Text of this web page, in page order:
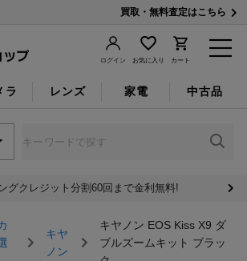
買取・無料査定はこちら
ログイン お気に入り カート
ラ レンズ 家電 中古品
グクレジット分割60回まで金利無料!
キヤ
ノン
キヤノン EOS Kiss X9 ダ
ブルズームキット ブラッ